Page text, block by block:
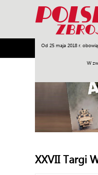
Od 25 maja 2018 r.
W
Armia Poligon
XXVII Targi